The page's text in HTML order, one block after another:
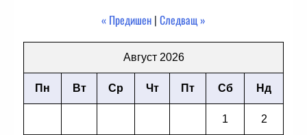
« Предишен | Следващ »
Август 2026
Пн Вт Ср Чт Пт Сб Нд
1 2